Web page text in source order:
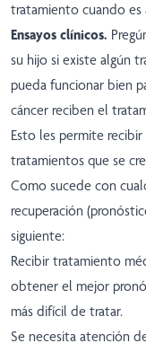
tratamiento cuando es
Ensayos clínicos.
su hijo si existe algún
pueda funcionar bien
cáncer reciben el
Esto les permite
tratamientos que se
Como sucede con
recuperación
siguiente:
Recibir tratamiento
obtener el mejor
más difícil de tratar.
Se necesita atención